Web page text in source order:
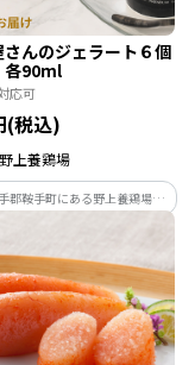
さんのジェラート６個
90ml
応可
(税込)
野上養鶏場
郡鞍手町にある野上養鶏場が
みほうらん）」をはじめ、素
つにこだわって作ったバラエ
な6フレーバーのセットです。